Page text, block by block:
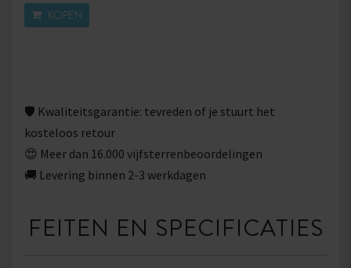
KOPEN
🛡 Kwaliteitsgarantie: tevreden of je stuurt het
kosteloos retour
😍 Meer dan 16.000 vijfsterrenbeoordelingen
🚚 Levering binnen 2-3 werkdagen
FEITEN EN SPECIFICATIES